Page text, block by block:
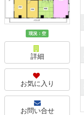
現況：空
詳細
お気に入り
お問い合せ